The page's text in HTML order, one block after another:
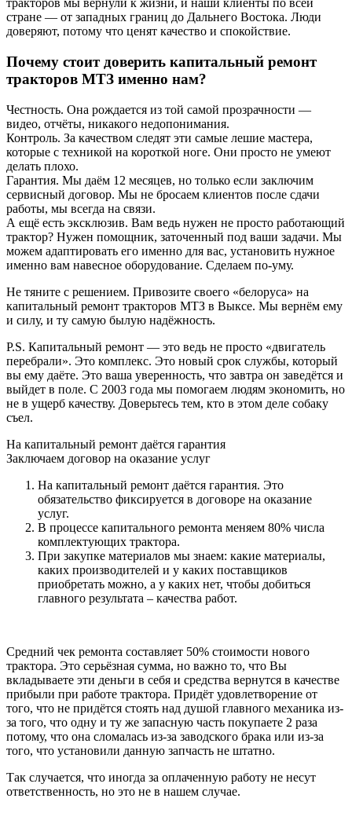
тракторов мы вернули к жизни, и наши клиенты по всей
стране — от западных границ до Дальнего Востока. Люди
доверяют, потому что ценят качество и спокойствие.
Почему стоит доверить капитальный ремонт
тракторов МТЗ именно нам?
Честность. Она рождается из той самой прозрачности —
видео, отчёты, никакого недопонимания.
Контроль. За качеством следят эти самые лешие мастера,
которые с техникой на короткой ноге. Они просто не умеют
делать плохо.
Гарантия. Мы даём 12 месяцев, но только если заключим
сервисный договор. Мы не бросаем клиентов после сдачи
работы, мы всегда на связи.
А ещё есть эксклюзив. Вам ведь нужен не просто работающий
трактор? Нужен помощник, заточенный под ваши задачи. Мы
можем адаптировать его именно для вас, установить нужное
именно вам навесное оборудование. Сделаем по-уму.
Не тяните с решением. Привозите своего «белоруса» на
капитальный ремонт тракторов МТЗ в Выксе. Мы вернём ему
и силу, и ту самую былую надёжность.
P.S. Капитальный ремонт — это ведь не просто «двигатель
перебрали». Это комплекс. Это новый срок службы, который
вы ему даёте. Это ваша уверенность, что завтра он заведётся и
выйдет в поле. С 2003 года мы помогаем людям экономить, но
не в ущерб качеству. Доверьтесь тем, кто в этом деле собаку
съел.
На капитальный ремонт даётся гарантия
Заключаем договор на оказание услуг
На капитальный ремонт даётся гарантия. Это
обязательство фиксируется в договоре на оказание
услуг.
В процессе капитального ремонта меняем 80% числа
комплектующих трактора.
При закупке материалов мы знаем: какие материалы,
каких производителей и у каких поставщиков
приобретать можно, а у каких нет, чтобы добиться
главного результата – качества работ.
Средний чек ремонта составляет 50% стоимости нового
трактора. Это серьёзная сумма, но важно то, что Вы
вкладываете эти деньги в себя и средства вернутся в качестве
прибыли при работе трактора. Придёт удовлетворение от
того, что не придётся стоять над душой главного механика из-
за того, что одну и ту же запасную часть покупаете 2 раза
потому, что она сломалась из-за заводского брака или из-за
того, что установили данную запчасть не штатно.
Так случается, что иногда за оплаченную работу не несут
ответственность, но это не в нашем случае.